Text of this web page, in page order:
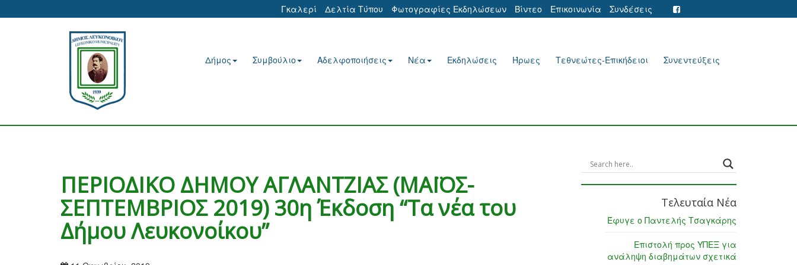
Γκαλερί Δελτία Τύπου Φωτογραφίες Εκδηλώσεων Βίντεο Επικοινωνία Συνδέσεις
Δήμος Συμβούλιο Αδελφοποιήσεις Νέα Εκδηλώσεις Ήρωες Τεθνεώτες-Επικήδειοι Συνεντεύξεις
ΠΕΡΙΟΔΙΚΟ ΔΗΜΟΥ ΑΓΛΑΝΤΖΙΑΣ (ΜΑΪΟΣ-
ΣΕΠΤΕΜΒΡΙΟΣ 2019) 30η Έκδοση “Τα νέα του
Δήμου Λευκονοίκου”
Τελευταία Νέα
Έφυγε ο Παντελής Τσαγκάρης
Επιστολή προς ΥΠΕΞ για
ανάληψη διαβημάτων σχετικά